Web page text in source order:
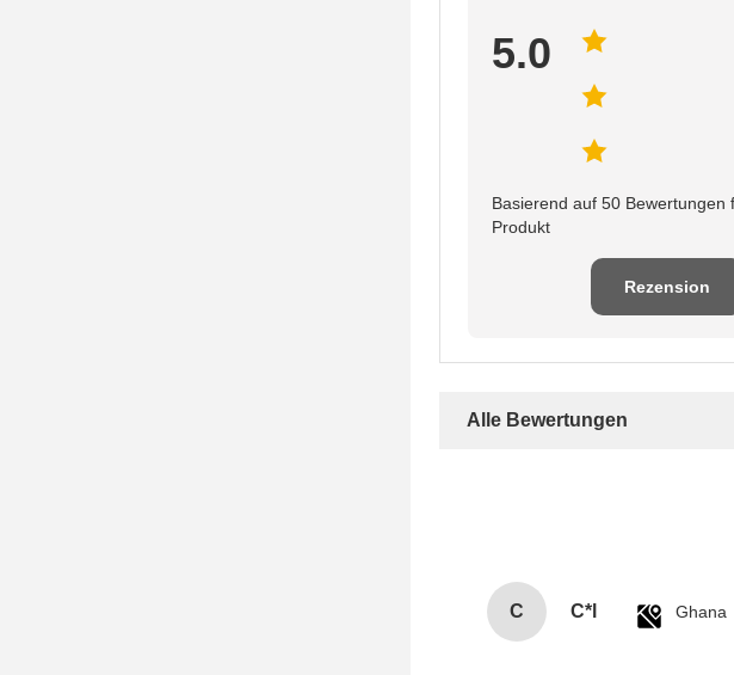
5.0
Basierend auf 50 Bewertungen
Produkt
Rezension
Alle Bewertungen
C C*l Ghana